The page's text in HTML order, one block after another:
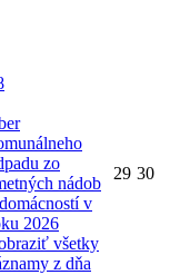
zo
nádob
v
2026
všetky
z dňa
29 30